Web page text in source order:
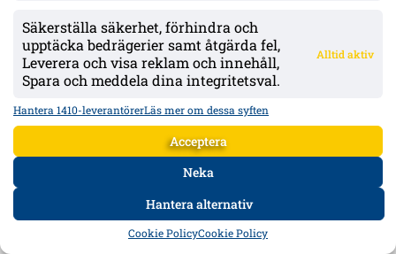
Säkerställa säkerhet, förhindra och
upptäcka bedrägerier samt åtgärda fel,
Leverera och visa reklam och innehåll,
Spara och meddela dina integritetsval.
Alltid aktiv
Hantera 1410-leverantörerLäs mer om dessa syften
Acceptera
Neka
Hantera alternativ
Cookie PolicyCookie Policy
straffen.
DATA FORUM